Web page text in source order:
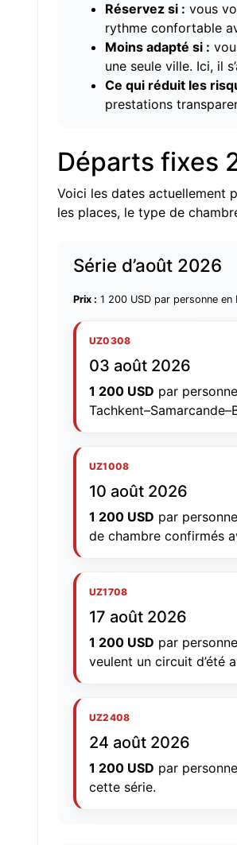
Réservez si : vous
rythme confortable
Moins adapté si :
une seule ville. Ici, il
Ce qui réduit les
prestations
Départs fixes
Voici les dates actuellement
les places, le type de
Série d’août 2026
Prix : 1 200 USD par personne
UZ0308
03 août 2026
1 200 USD par
UZ1008
10 août 2026
1 200 USD par
de chambre confirmés
UZ1708
17 août 2026
1 200 USD par
veulent un circuit d’été
UZ2408
24 août 2026
1 200 USD par
cette série.